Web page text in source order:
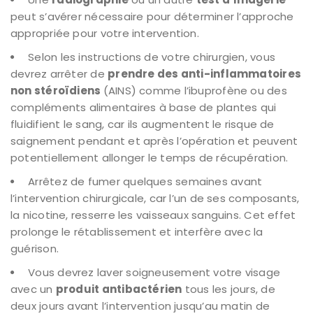
peut s’avérer nécessaire pour déterminer l’approche
appropriée pour votre intervention.
Selon les instructions de votre chirurgien, vous
devrez arrêter de prendre des anti-inflammatoires
non stéroïdiens (AINS) comme l’ibuprofène ou des
compléments alimentaires à base de plantes qui
fluidifient le sang, car ils augmentent le risque de
saignement pendant et après l’opération et peuvent
potentiellement allonger le temps de récupération.
Arrêtez de fumer quelques semaines avant
l’intervention chirurgicale, car l’un de ses composants,
la nicotine, resserre les vaisseaux sanguins. Cet effet
prolonge le rétablissement et interfère avec la
guérison.
Vous devrez laver soigneusement votre visage
avec un produit antibactérien tous les jours, de
deux jours avant l’intervention jusqu’au matin de